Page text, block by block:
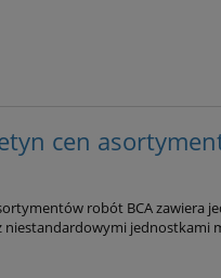
cen
robót BCA zawiera
niestandardowymi jednostkami